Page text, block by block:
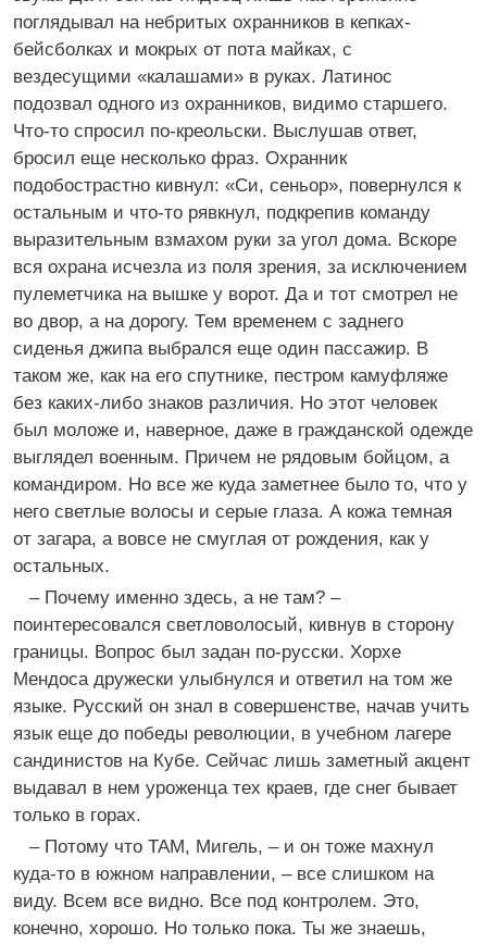
поглядывал на небритых охранников в кепках-
бейсболках и мокрых от пота майках, с
вездесущими «калашами» в руках. Латинос
подозвал одного из охранников, видимо старшего.
Что-то спросил по-креольски. Выслушав ответ,
бросил еще несколько фраз. Охранник
подобострастно кивнул: «Си, сеньор», повернулся к
остальным и что-то рявкнул, подкрепив команду
выразительным взмахом руки за угол дома. Вскоре
вся охрана исчезла из поля зрения, за исключением
пулеметчика на вышке у ворот. Да и тот смотрел не
во двор, а на дорогу. Тем временем с заднего
сиденья джипа выбрался еще один пассажир. В
таком же, как на его спутнике, пестром камуфляже
без каких-либо знаков различия. Но этот человек
был моложе и, наверное, даже в гражданской одежде
выглядел военным. Причем не рядовым бойцом, а
командиром. Но все же куда заметнее было то, что у
него светлые волосы и серые глаза. А кожа темная
от загара, а вовсе не смуглая от рождения, как у
остальных.
– Почему именно здесь, а не там? –
поинтересовался светловолосый, кивнув в сторону
границы. Вопрос был задан по-русски. Хорхе
Мендоса дружески улыбнулся и ответил на том же
языке. Русский он знал в совершенстве, начав учить
язык еще до победы революции, в учебном лагере
сандинистов на Кубе. Сейчас лишь заметный акцент
выдавал в нем уроженца тех краев, где снег бывает
только в горах.
– Потому что ТАМ, Мигель, – и он тоже махнул
куда-то в южном направлении, – все слишком на
виду. Всем все видно. Все под контролем. Это,
конечно, хорошо. Но только пока. Ты же знаешь,